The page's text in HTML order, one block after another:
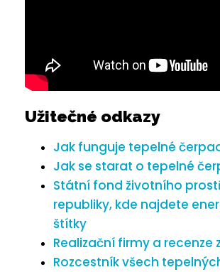
Užitečné odkazy
Jak funguje tepelné
Jak se starat o tepelné
Státní fond životního
republiky, kde najdete
štítky
Realizační firmy a recenze
Rozcestník všech